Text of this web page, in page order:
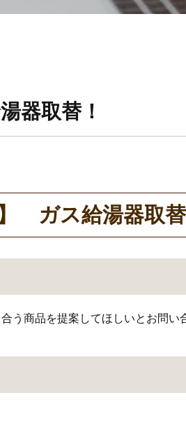
器取替！
ガス給湯器取替
う商品を提案してほしいとお問い